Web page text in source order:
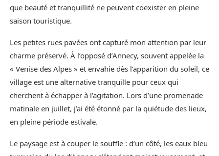
que beauté et tranquillité ne peuvent coexister en pleine
saison touristique.
Les petites rues pavées ont capturé mon attention par leur
charme préservé. À l’opposé d’Annecy, souvent appelée la
« Venise des Alpes » et envahie dès l’apparition du soleil, ce
village est une alternative tranquille pour ceux qui
cherchent à échapper à l’agitation. Lors d’une promenade
matinale en juillet, j’ai été étonné par la quiétude des lieux,
en pleine période estivale.
Le paysage est à couper le souffle : d’un côté, les eaux bleu